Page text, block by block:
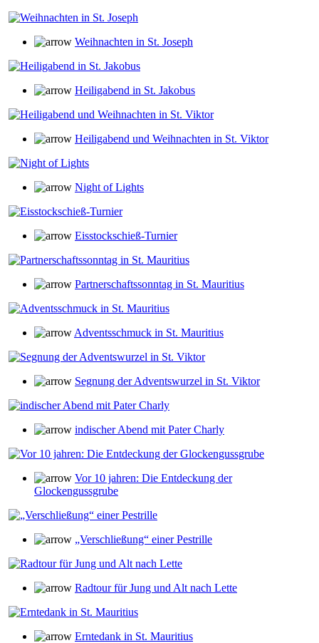
Weihnachten in St. Joseph
Heiligabend in St. Jakobus
Heiligabend und Weihnachten in St. Viktor
Night of Lights
Eisstockschieß-Turnier
Partnerschaftssonntag in St. Mauritius
Adventsschmuck in St. Mauritius
Segnung der Adventswurzel in St. Viktor
indischer Abend mit Pater Charly
Vor 10 jahren: Die Entdeckung der
Glockengussgrube
„Verschließung“ einer Pestrille
Radtour für Jung und Alt nach Lette
Erntedank in St. Mauritius